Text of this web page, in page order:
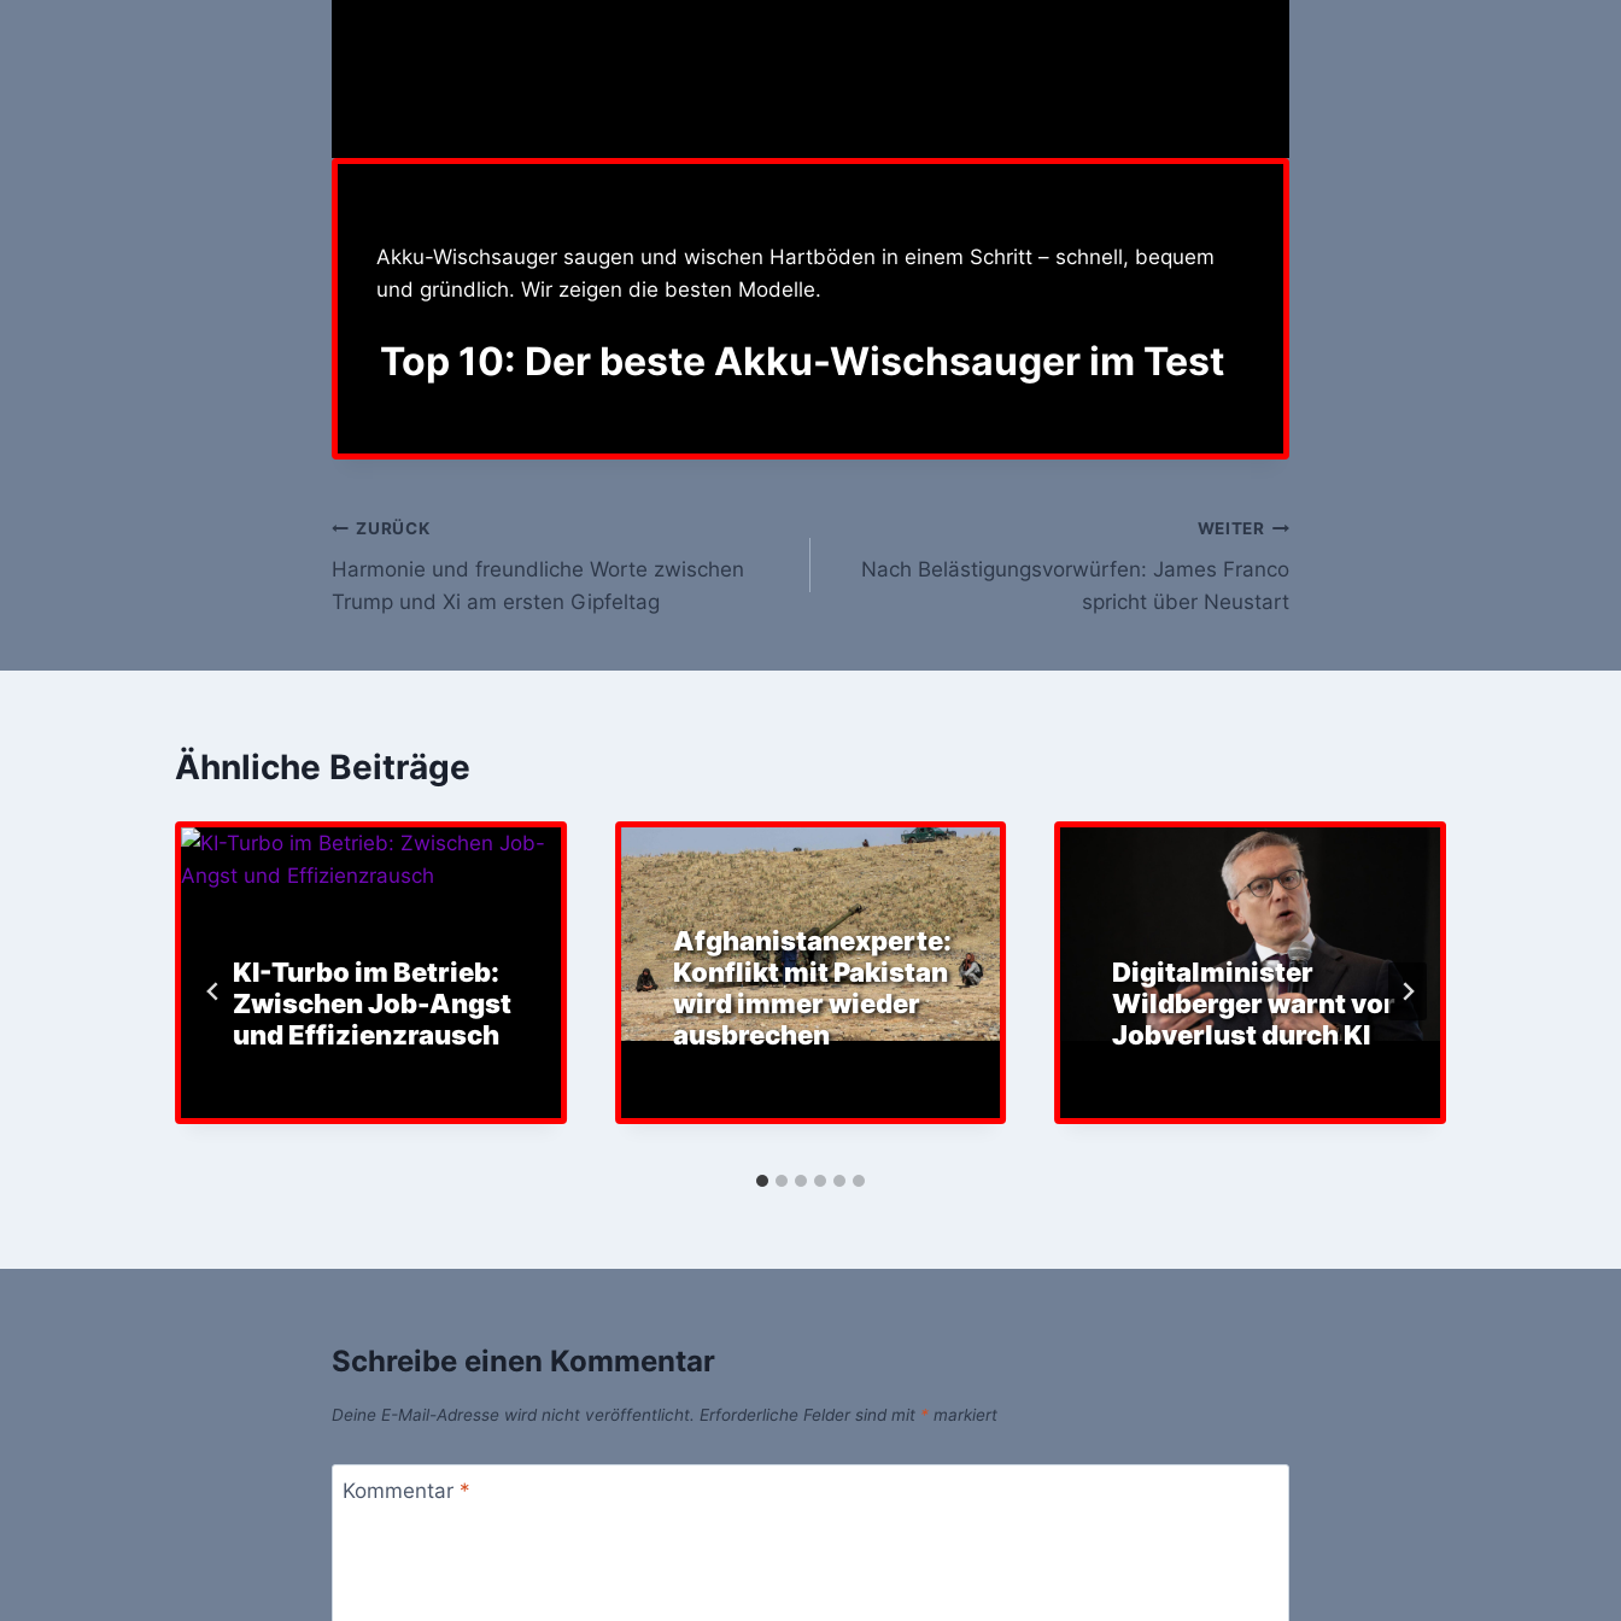
Top 10: Der beste Akku-Wischsauger im Test
Akku-Wischsauger saugen und wischen Hartböden in einem Schritt – schnell, bequem
und gründlich. Wir zeigen die besten Modelle.
Beitrags-
Navigation
ZURÜCK
Harmonie und freundliche Worte zwischen
Trump und Xi am ersten Gipfeltag
WEITER
Nach Belästigungsvorwürfen: James Franco
spricht über Neustart
Ähnliche Beiträge
KI-Turbo im Betrieb:
Zwischen Job-Angst
und Effizienzrausch
Afghanistanexperte:
Konflikt mit Pakistan
wird immer wieder
ausbrechen
Digitalminister
Wildberger warnt vor
Jobverlust durch KI
Schreibe einen Kommentar
Deine E-Mail-Adresse wird nicht veröffentlicht. Erforderliche Felder sind mit * markiert
Kommentar *